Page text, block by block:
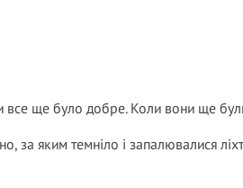
все ще було добре. Коли вони ще
за яким темніло і запалювалися